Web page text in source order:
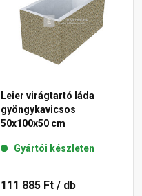
Leier virágtartó láda
gyöngykavicsos
50x100x50 cm
Gyártói készleten
111 885 Ft / db